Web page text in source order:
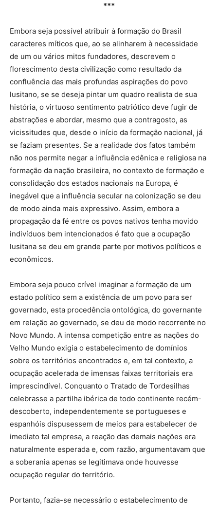
***
Embora seja possível atribuir à formação do Brasil
caracteres míticos que, ao se alinharem à necessidade
de um ou vários mitos fundadores, descrevem o
florescimento desta civilização como resultado da
confluência das mais profundas aspirações do povo
lusitano, se se deseja pintar um quadro realista de sua
história, o virtuoso sentimento patriótico deve fugir de
abstrações e abordar, mesmo que a contragosto, as
vicissitudes que, desde o início da formação nacional, já
se faziam presentes. Se a realidade dos fatos também
não nos permite negar a influência edênica e religiosa na
formação da nação brasileira, no contexto de formação e
consolidação dos estados nacionais na Europa, é
inegável que a influência secular na colonização se deu
de modo ainda mais expressivo. Assim, embora a
propagação da fé entre os povos nativos tenha movido
indivíduos bem intencionados é fato que a ocupação
lusitana se deu em grande parte por motivos políticos e
econômicos.
Embora seja pouco crível imaginar a formação de um
estado político sem a existência de um povo para ser
governado, esta procedência ontológica, do governante
em relação ao governado, se deu de modo recorrente no
Novo Mundo. A intensa competição entre as nações do
Velho Mundo exigia o estabelecimento de domínios
sobre os territórios encontrados e, em tal contexto, a
ocupação acelerada de imensas faixas territoriais era
imprescindível. Conquanto o Tratado de Tordesilhas
celebrasse a partilha ibérica de todo continente recém-
descoberto, independentemente se portugueses e
espanhóis dispusessem de meios para estabelecer de
imediato tal empresa, a reação das demais nações era
naturalmente esperada e, com razão, argumentavam que
a soberania apenas se legitimava onde houvesse
ocupação regular do território.
Portanto, fazia-se necessário o estabelecimento de